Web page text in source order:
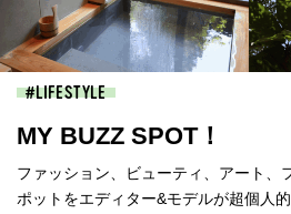
LIFESTYLE
MY BUZZ SPOT！
ファッション、ビューティ、アート、
ポットをエディター&モデルが超個人